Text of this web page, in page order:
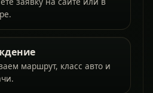
маршрут, класс авто и